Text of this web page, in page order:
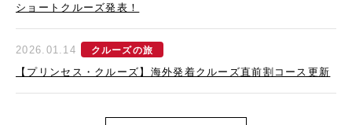
ショートクルーズ発表！
2026.01.14 クルーズの旅
【プリンセス・クルーズ】海外発着クルーズ直前割コース更新